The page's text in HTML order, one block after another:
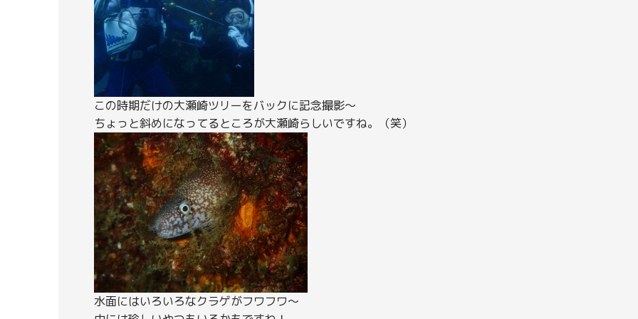
この時期だけの大瀬崎ツリーをバックに記念撮影～
ちょっと斜めになってるところが大瀬崎らしいですね。（笑）
水面にはいろいろなクラゲがフワフワ～